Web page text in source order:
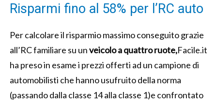
Risparmi fino al 58% per l’RC auto
Per calcolare il risparmio massimo conseguito grazie
all’RC familiare su unveicolo a quattro ruote,Facile.it
ha preso in esame i prezzi offerti ad un campione di
automobilisti che hanno usufruito della norma
(passando dalla classe 14 alla classe 1)e confrontato